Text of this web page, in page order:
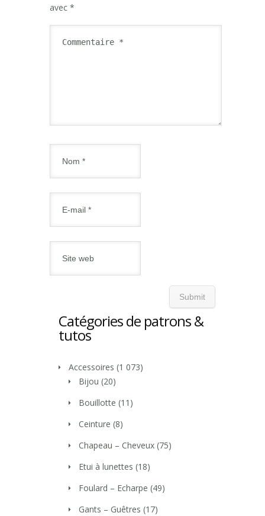
avec *
Catégories de patrons &
tutos
Accessoires (1 073)
Bijou (20)
Bouillotte (11)
Ceinture (8)
Chapeau – Cheveux (75)
Etui à lunettes (18)
Foulard – Echarpe (49)
Gants – Guêtres (17)